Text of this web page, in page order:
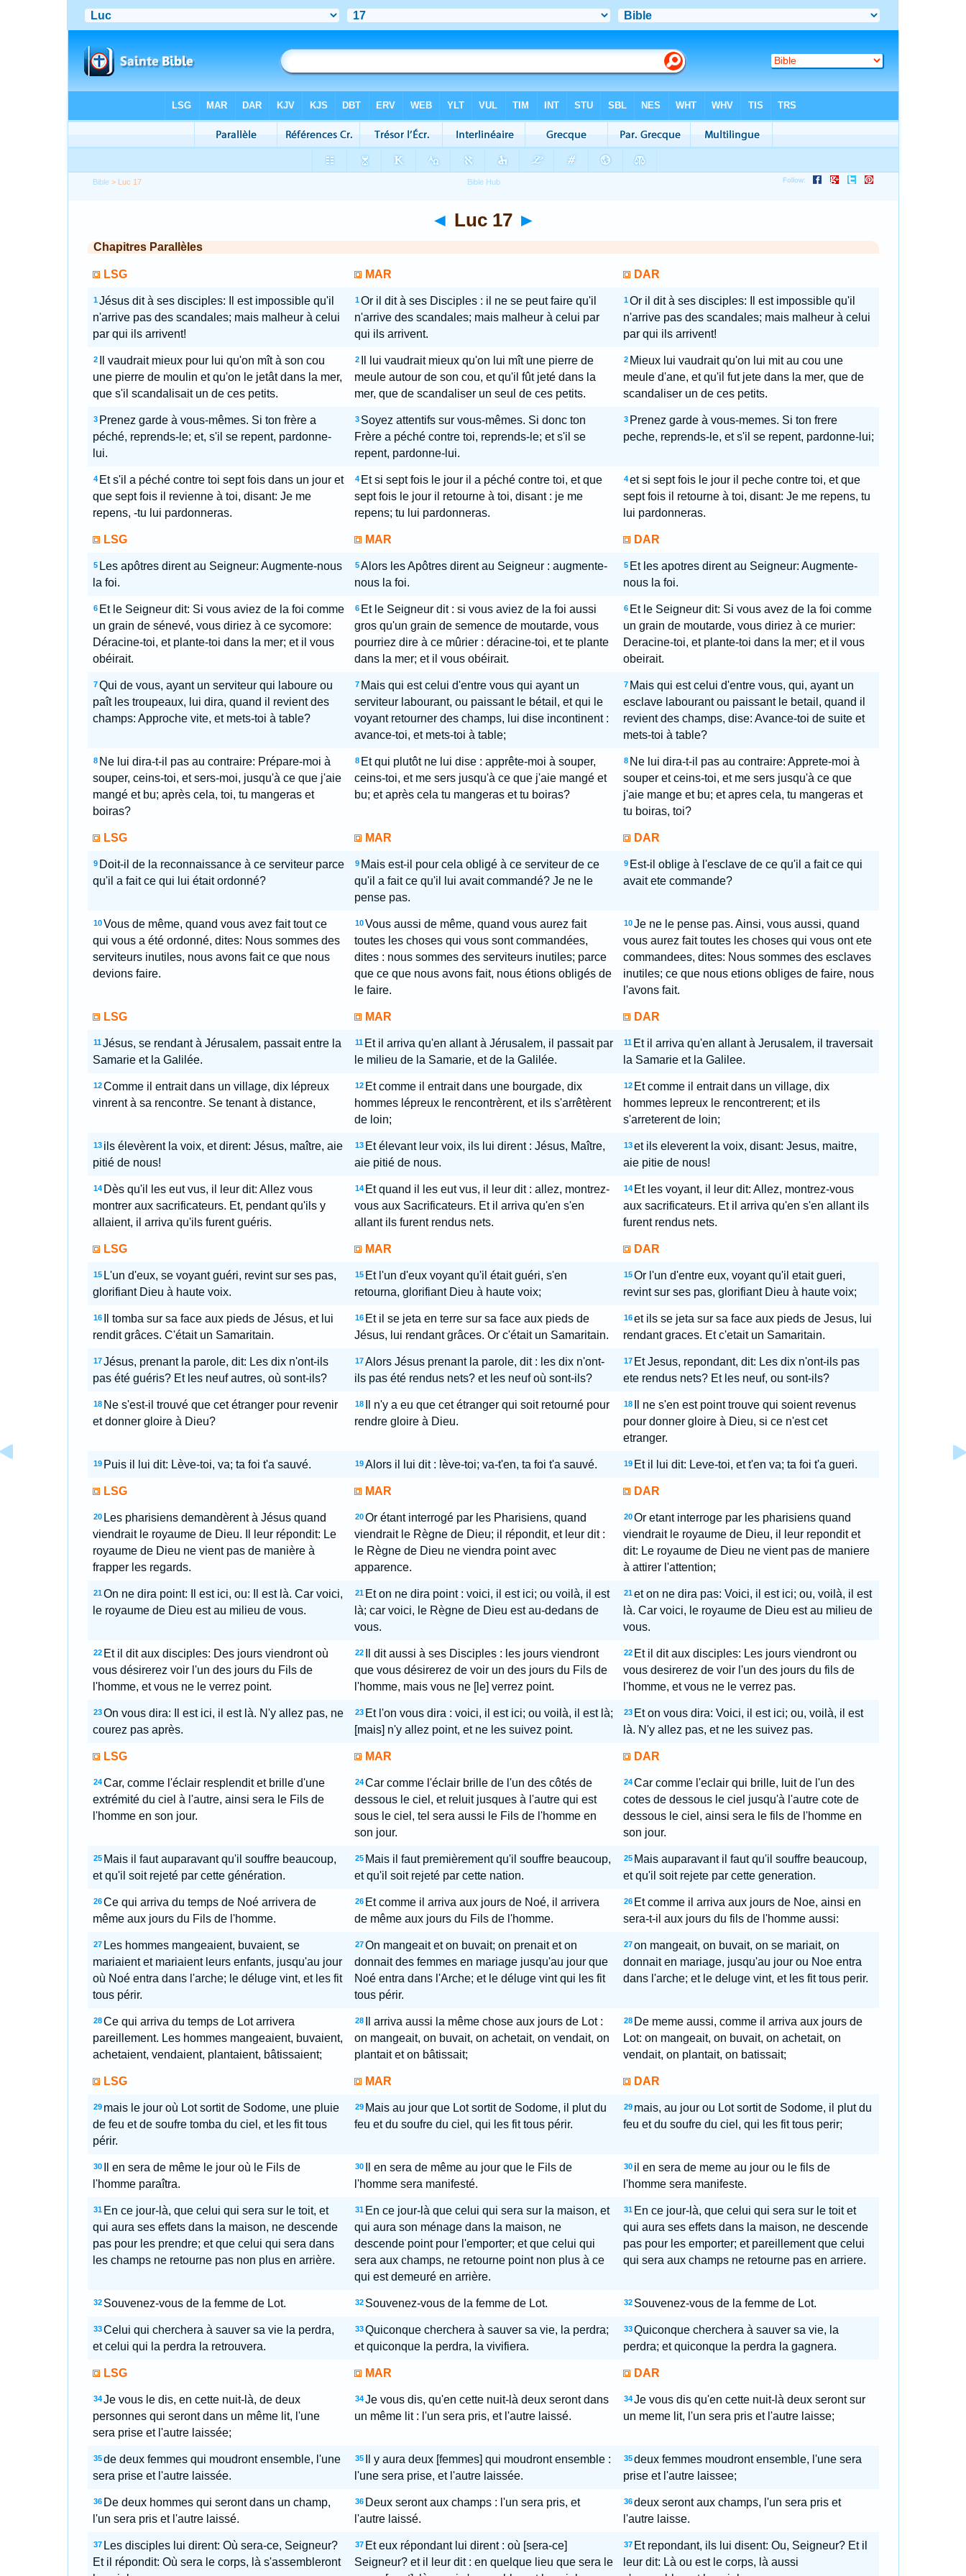
Bible > Luc 17
◄ Luc 17 ►
Chapitres Parallèles
LSG MAR DAR
1 Jésus dit à ses disciples: Il est impossible qu'il
n'arrive pas des scandales; mais malheur à celui
par qui ils arrivent!
1 Or il dit à ses Disciples : il ne se peut faire qu'il
n'arrive des scandales; mais malheur à celui par
qui ils arrivent.
1 Or il dit à ses disciples: Il est impossible qu'il
n'arrive pas des scandales; mais malheur à celui
par qui ils arrivent!
2
Il vaudrait mieux pour lui qu'on mît à son cou
une pierre de moulin et qu'on le jetât dans la mer,
que s'il scandalisait un de ces petits.
2
Il lui vaudrait mieux qu'on lui mît une pierre de
meule autour de son cou, et qu'il fût jeté dans la
mer, que de scandaliser un seul de ces petits.
2 Mieux lui vaudrait qu'on lui mit au cou une
meule d'ane, et qu'il fut jete dans la mer, que de
scandaliser un de ces petits.
3 Prenez garde à vous-mêmes. Si ton frère a
péché, reprends-le; et, s'il se repent, pardonne-
lui.
3 Soyez attentifs sur vous-mêmes. Si donc ton
Frère a péché contre toi, reprends-le; et s'il se
repent, pardonne-lui.
3 Prenez garde à vous-memes. Si ton frere
peche, reprends-le, et s'il se repent, pardonne-lui;
4 Et s'il a péché contre toi sept fois dans un jour et
que sept fois il revienne à toi, disant: Je me
repens, -tu lui pardonneras.
4 Et si sept fois le jour il a péché contre toi, et que
sept fois le jour il retourne à toi, disant : je me
repens; tu lui pardonneras.
4 et si sept fois le jour il peche contre toi, et que
sept fois il retourne à toi, disant: Je me repens, tu
lui pardonneras.
LSG MAR DAR
5 Les apôtres dirent au Seigneur: Augmente-nous
la foi.
5 Alors les Apôtres dirent au Seigneur : augmente-
nous la foi.
5 Et les apotres dirent au Seigneur: Augmente-
nous la foi.
6 Et le Seigneur dit: Si vous aviez de la foi comme
un grain de sénevé, vous diriez à ce sycomore:
Déracine-toi, et plante-toi dans la mer; et il vous
obéirait.
6 Et le Seigneur dit : si vous aviez de la foi aussi
gros qu'un grain de semence de moutarde, vous
pourriez dire à ce mûrier : déracine-toi, et te plante
dans la mer; et il vous obéirait.
6 Et le Seigneur dit: Si vous avez de la foi comme
un grain de moutarde, vous diriez à ce murier:
Deracine-toi, et plante-toi dans la mer; et il vous
obeirait.
7 Qui de vous, ayant un serviteur qui laboure ou
paît les troupeaux, lui dira, quand il revient des
champs: Approche vite, et mets-toi à table?
7 Mais qui est celui d'entre vous qui ayant un
serviteur labourant, ou paissant le bétail, et qui le
voyant retourner des champs, lui dise incontinent :
avance-toi, et mets-toi à table;
7 Mais qui est celui d'entre vous, qui, ayant un
esclave labourant ou paissant le betail, quand il
revient des champs, dise: Avance-toi de suite et
mets-toi à table?
8 Ne lui dira-t-il pas au contraire: Prépare-moi à
souper, ceins-toi, et sers-moi, jusqu'à ce que j'aie
mangé et bu; après cela, toi, tu mangeras et
boiras?
8 Et qui plutôt ne lui dise : apprête-moi à souper,
ceins-toi, et me sers jusqu'à ce que j'aie mangé et
bu; et après cela tu mangeras et tu boiras?
8 Ne lui dira-t-il pas au contraire: Apprete-moi à
souper et ceins-toi, et me sers jusqu'à ce que
j'aie mange et bu; et apres cela, tu mangeras et
tu boiras, toi?
LSG MAR DAR
9 Doit-il de la reconnaissance à ce serviteur parce
qu'il a fait ce qui lui était ordonné?
9 Mais est-il pour cela obligé à ce serviteur de ce
qu'il a fait ce qu'il lui avait commandé? Je ne le
pense pas.
9 Est-il oblige à l'esclave de ce qu'il a fait ce qui
avait ete commande?
10 Vous de même, quand vous avez fait tout ce
qui vous a été ordonné, dites: Nous sommes des
serviteurs inutiles, nous avons fait ce que nous
devions faire.
10 Vous aussi de même, quand vous aurez fait
toutes les choses qui vous sont commandées,
dites : nous sommes des serviteurs inutiles; parce
que ce que nous avons fait, nous étions obligés de
le faire.
10 Je ne le pense pas. Ainsi, vous aussi, quand
vous aurez fait toutes les choses qui vous ont ete
commandees, dites: Nous sommes des esclaves
inutiles; ce que nous etions obliges de faire, nous
l'avons fait.
LSG MAR DAR
11 Jésus, se rendant à Jérusalem, passait entre la
Samarie et la Galilée.
11 Et il arriva qu'en allant à Jérusalem, il passait par
le milieu de la Samarie, et de la Galilée.
11 Et il arriva qu'en allant à Jerusalem, il traversait
la Samarie et la Galilee.
12 Comme il entrait dans un village, dix lépreux
vinrent à sa rencontre. Se tenant à distance,
12 Et comme il entrait dans une bourgade, dix
hommes lépreux le rencontrèrent, et ils s'arrêtèrent
de loin;
12 Et comme il entrait dans un village, dix
hommes lepreux le rencontrerent; et ils
s'arreterent de loin;
13 ils élevèrent la voix, et dirent: Jésus, maître, aie
pitié de nous!
13 Et élevant leur voix, ils lui dirent : Jésus, Maître,
aie pitié de nous.
13 et ils eleverent la voix, disant: Jesus, maitre,
aie pitie de nous!
14 Dès qu'il les eut vus, il leur dit: Allez vous
montrer aux sacrificateurs. Et, pendant qu'ils y
allaient, il arriva qu'ils furent guéris.
14 Et quand il les eut vus, il leur dit : allez, montrez-
vous aux Sacrificateurs. Et il arriva qu'en s'en
allant ils furent rendus nets.
14 Et les voyant, il leur dit: Allez, montrez-vous
aux sacrificateurs. Et il arriva qu'en s'en allant ils
furent rendus nets.
LSG MAR DAR
15 L'un d'eux, se voyant guéri, revint sur ses pas,
glorifiant Dieu à haute voix.
15 Et l'un d'eux voyant qu'il était guéri, s'en
retourna, glorifiant Dieu à haute voix;
15 Or l'un d'entre eux, voyant qu'il etait gueri,
revint sur ses pas, glorifiant Dieu à haute voix;
16
Il tomba sur sa face aux pieds de Jésus, et lui
rendit grâces. C'était un Samaritain.
16 Et il se jeta en terre sur sa face aux pieds de
Jésus, lui rendant grâces. Or c'était un Samaritain.
16 et ils se jeta sur sa face aux pieds de Jesus, lui
rendant graces. Et c'etait un Samaritain.
17 Jésus, prenant la parole, dit: Les dix n'ont-ils
pas été guéris? Et les neuf autres, où sont-ils?
17 Alors Jésus prenant la parole, dit : les dix n'ont-
ils pas été rendus nets? et les neuf où sont-ils?
17 Et Jesus, repondant, dit: Les dix n'ont-ils pas
ete rendus nets? Et les neuf, ou sont-ils?
18 Ne s'est-il trouvé que cet étranger pour revenir
et donner gloire à Dieu?
18
Il n'y a eu que cet étranger qui soit retourné pour
rendre gloire à Dieu.
18
Il ne s'en est point trouve qui soient revenus
pour donner gloire à Dieu, si ce n'est cet
etranger.
19 Puis il lui dit: Lève-toi, va; ta foi t'a sauvé. 19 Alors il lui dit : lève-toi; va-t'en, ta foi t'a sauvé. 19 Et il lui dit: Leve-toi, et t'en va; ta foi t'a gueri.
LSG MAR DAR
20 Les pharisiens demandèrent à Jésus quand
viendrait le royaume de Dieu. Il leur répondit: Le
royaume de Dieu ne vient pas de manière à
frapper les regards.
20 Or étant interrogé par les Pharisiens, quand
viendrait le Règne de Dieu; il répondit, et leur dit :
le Règne de Dieu ne viendra point avec
apparence.
20 Or etant interroge par les pharisiens quand
viendrait le royaume de Dieu, il leur repondit et
dit: Le royaume de Dieu ne vient pas de maniere
à attirer l'attention;
21 On ne dira point: Il est ici, ou: Il est là. Car voici,
le royaume de Dieu est au milieu de vous.
21 Et on ne dira point : voici, il est ici; ou voilà, il est
là; car voici, le Règne de Dieu est au-dedans de
vous.
21 et on ne dira pas: Voici, il est ici; ou, voilà, il est
là. Car voici, le royaume de Dieu est au milieu de
vous.
22 Et il dit aux disciples: Des jours viendront où
vous désirerez voir l'un des jours du Fils de
l'homme, et vous ne le verrez point.
22
Il dit aussi à ses Disciples : les jours viendront
que vous désirerez de voir un des jours du Fils de
l'homme, mais vous ne [le] verrez point.
22 Et il dit aux disciples: Les jours viendront ou
vous desirerez de voir l'un des jours du fils de
l'homme, et vous ne le verrez pas.
23 On vous dira: Il est ici, il est là. N'y allez pas, ne
courez pas après.
23 Et l'on vous dira : voici, il est ici; ou voilà, il est là;
[mais] n'y allez point, et ne les suivez point.
23 Et on vous dira: Voici, il est ici; ou, voilà, il est
là. N'y allez pas, et ne les suivez pas.
LSG MAR DAR
24 Car, comme l'éclair resplendit et brille d'une
extrémité du ciel à l'autre, ainsi sera le Fils de
l'homme en son jour.
24 Car comme l'éclair brille de l'un des côtés de
dessous le ciel, et reluit jusques à l'autre qui est
sous le ciel, tel sera aussi le Fils de l'homme en
son jour.
24 Car comme l'eclair qui brille, luit de l'un des
cotes de dessous le ciel jusqu'à l'autre cote de
dessous le ciel, ainsi sera le fils de l'homme en
son jour.
25 Mais il faut auparavant qu'il souffre beaucoup,
et qu'il soit rejeté par cette génération.
25 Mais il faut premièrement qu'il souffre beaucoup,
et qu'il soit rejeté par cette nation.
25 Mais auparavant il faut qu'il souffre beaucoup,
et qu'il soit rejete par cette generation.
26 Ce qui arriva du temps de Noé arrivera de
même aux jours du Fils de l'homme.
26 Et comme il arriva aux jours de Noé, il arrivera
de même aux jours du Fils de l'homme.
26 Et comme il arriva aux jours de Noe, ainsi en
sera-t-il aux jours du fils de l'homme aussi:
27 Les hommes mangeaient, buvaient, se
mariaient et mariaient leurs enfants, jusqu'au jour
où Noé entra dans l'arche; le déluge vint, et les fit
tous périr.
27 On mangeait et on buvait; on prenait et on
donnait des femmes en mariage jusqu'au jour que
Noé entra dans l'Arche; et le déluge vint qui les fit
tous périr.
27 on mangeait, on buvait, on se mariait, on
donnait en mariage, jusqu'au jour ou Noe entra
dans l'arche; et le deluge vint, et les fit tous perir.
28 Ce qui arriva du temps de Lot arrivera
pareillement. Les hommes mangeaient, buvaient,
achetaient, vendaient, plantaient, bâtissaient;
28
Il arriva aussi la même chose aux jours de Lot :
on mangeait, on buvait, on achetait, on vendait, on
plantait et on bâtissait;
28 De meme aussi, comme il arriva aux jours de
Lot: on mangeait, on buvait, on achetait, on
vendait, on plantait, on batissait;
LSG MAR DAR
29 mais le jour où Lot sortit de Sodome, une pluie
de feu et de soufre tomba du ciel, et les fit tous
périr.
29 Mais au jour que Lot sortit de Sodome, il plut du
feu et du soufre du ciel, qui les fit tous périr.
29 mais, au jour ou Lot sortit de Sodome, il plut du
feu et du soufre du ciel, qui les fit tous perir;
30
Il en sera de même le jour où le Fils de
l'homme paraîtra.
30
Il en sera de même au jour que le Fils de
l'homme sera manifesté.
30 il en sera de meme au jour ou le fils de
l'homme sera manifeste.
31 En ce jour-là, que celui qui sera sur le toit, et
qui aura ses effets dans la maison, ne descende
pas pour les prendre; et que celui qui sera dans
les champs ne retourne pas non plus en arrière.
31 En ce jour-là que celui qui sera sur la maison, et
qui aura son ménage dans la maison, ne
descende point pour l'emporter; et que celui qui
sera aux champs, ne retourne point non plus à ce
qui est demeuré en arrière.
31 En ce jour-là, que celui qui sera sur le toit et
qui aura ses effets dans la maison, ne descende
pas pour les emporter; et pareillement que celui
qui sera aux champs ne retourne pas en arriere.
32 Souvenez-vous de la femme de Lot. 32 Souvenez-vous de la femme de Lot. 32 Souvenez-vous de la femme de Lot.
33 Celui qui cherchera à sauver sa vie la perdra,
et celui qui la perdra la retrouvera.
33 Quiconque cherchera à sauver sa vie, la perdra;
et quiconque la perdra, la vivifiera.
33 Quiconque cherchera à sauver sa vie, la
perdra; et quiconque la perdra la gagnera.
LSG MAR DAR
34 Je vous le dis, en cette nuit-là, de deux
personnes qui seront dans un même lit, l'une
sera prise et l'autre laissée;
34 Je vous dis, qu'en cette nuit-là deux seront dans
un même lit : l'un sera pris, et l'autre laissé.
34 Je vous dis qu'en cette nuit-là deux seront sur
un meme lit, l'un sera pris et l'autre laisse;
35 de deux femmes qui moudront ensemble, l'une
sera prise et l'autre laissée.
35
Il y aura deux [femmes] qui moudront ensemble :
l'une sera prise, et l'autre laissée.
35 deux femmes moudront ensemble, l'une sera
prise et l'autre laissee;
36 De deux hommes qui seront dans un champ,
l'un sera pris et l'autre laissé.
36 Deux seront aux champs : l'un sera pris, et
l'autre laissé.
36 deux seront aux champs, l'un sera pris et
l'autre laisse.
37 Les disciples lui dirent: Où sera-ce, Seigneur?
Et il répondit: Où sera le corps, là s'assembleront
37 Et eux répondant lui dirent : où [sera-ce]
Seigneur? et il leur dit : en quelque lieu que sera le
37 Et repondant, ils lui disent: Ou, Seigneur? Et il
leur dit: Là ou est le corps, là aussi